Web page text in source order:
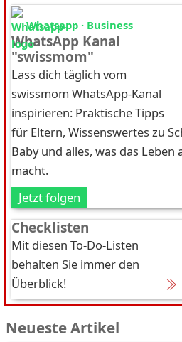
Whatsapp · Business
WhatsApp Kanal
"swissmom"
Lass dich täglich vom
swissmom WhatsApp-Kanal
inspirieren: Praktische Tipps
für Eltern, Wissenswertes zu
Baby und alles, was das Leben
macht.
Jetzt folgen
Checklisten
Mit diesen To-Do-Listen
behalten Sie immer den
Überblick!
Neueste Artikel